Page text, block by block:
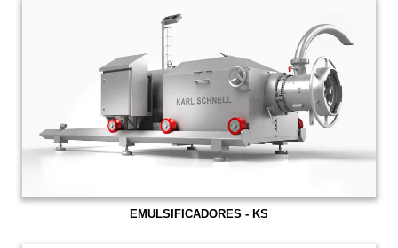
EMULSIFICADORES - KS